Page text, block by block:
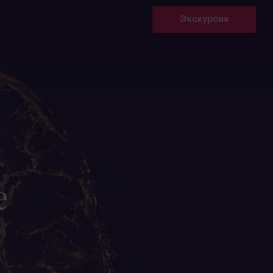
Экскурсия